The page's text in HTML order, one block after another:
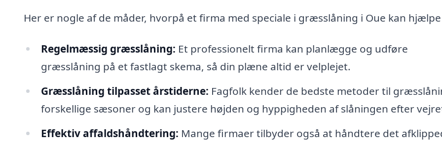
Her er nogle af de måder, hvorpå et firma med speciale i græsslåning i Oue kan
Regelmæssig græsslåning: Et professionelt firma kan planlægge og udføre
græsslåning på et fastlagt skema, så din plæne altid er velplejet.
Græsslåning tilpasset årstiderne: Fagfolk kender de bedste metoder til
forskellige sæsoner og kan justere højden og hyppigheden af slåningen efter
Effektiv affaldshåndtering: Mange firmaer tilbyder også at håndtere det